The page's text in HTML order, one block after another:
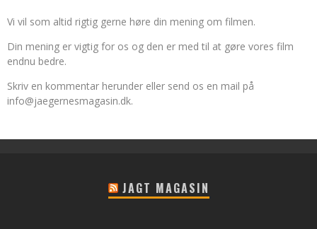
Vi vil som altid rigtig gerne høre din mening om filmen.
Din mening er vigtig for os og den er med til at gøre vores film
endnu bedre.
Skriv en kommentar herunder eller send os en mail på
info@jaegernesmagasin.dk.
JAGT MAGASIN